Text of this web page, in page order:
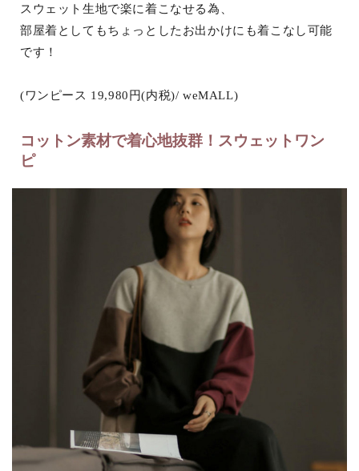
スウェット生地で楽に着こなせる為、
部屋着としてもちょっとしたお出かけにも着こなし可能
です！
(ワンピース 19,980円(内税)/ weMALL)
コットン素材で着心地抜群！スウェットワン
ピ